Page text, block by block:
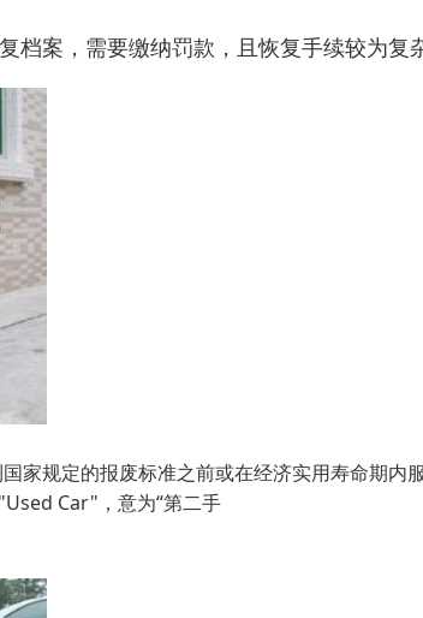
案，需要缴纳罚款，且恢复手续较为复杂
规定的报废标准之前或在经济实用寿命期内
Car"，意为“第二手